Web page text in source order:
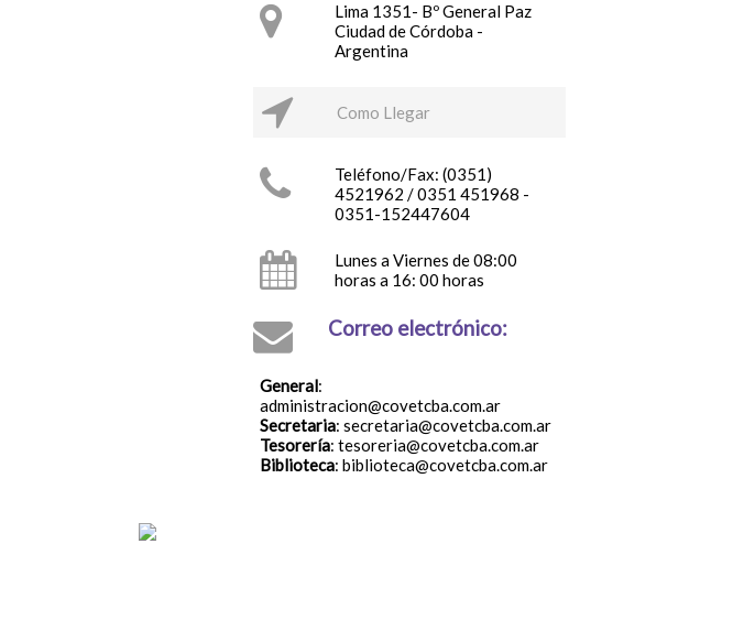
Lima 1351- Bº General Paz
Ciudad de Córdoba -
Argentina
Como Llegar
Teléfono/Fax: (0351)
4521962 / 0351 451968 -
0351-152447604
Lunes a Viernes de 08:00
horas a 16: 00 horas
Correo electrónico:
General:
administracion@covetcba.com.ar
Secretaria: secretaria@covetcba.com.ar
Tesorería: tesoreria@covetcba.com.ar
Biblioteca: biblioteca@covetcba.com.ar